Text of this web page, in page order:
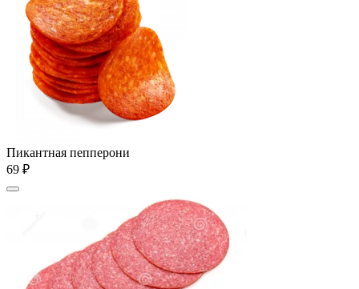
Пикантная пепперони
69 ₽